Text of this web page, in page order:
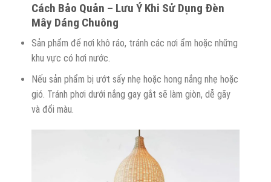
Cách Bảo Quản – Lưu Ý Khi Sử Dụng Đèn
Mây Dáng Chuông
Sản phẩm để nơi khô ráo, tránh các nơi ẩm hoặc những
khu vực có hơi nước.
Nếu sản phẩm bị ướt sấy nhẹ hoặc hong nắng nhẹ hoặc
gió. Tránh phơi dưới nắng gay gắt sẽ làm giòn, dễ gãy
và đổi màu.